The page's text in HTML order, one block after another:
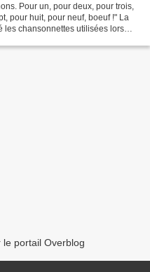
Pour un, pour deux, pour trois,
pour huit, pour neuf, boeuf !" La
les chansonnettes utilisées lors
portail Overblog